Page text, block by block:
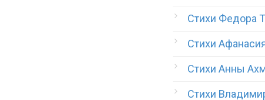
Стихи Федора
Стихи
Стихи Анны
Стихи